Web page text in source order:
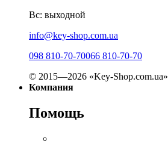
Вс: выходной
info@key-shop.com.ua
098 810-70-70066 810-70-70
© 2015—2026 «Key-Shop.com.ua»
Компания
Помощь